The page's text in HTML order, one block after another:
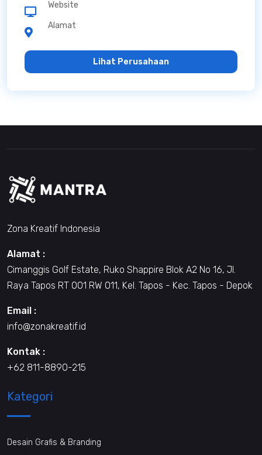
Website
Alamat
Lihat Perusahaan
Zona Kreatif Indonesia
Alamat :
Cimanggis Golf Estate, Ruko Shappire Blok A2 No 16, Jl.
Raya Tapos RT 001 RW 011, Kel. Tapos - Kec. Tapos - Depok
Email :
info@zonakreatif.id
Kontak :
+62 811-8890-215
Kategori
Desain Grafis & Branding